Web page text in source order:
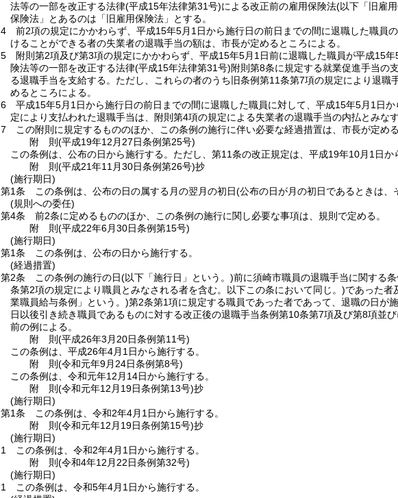
法等の一部を改正する法律(平成15年法律第31号)による改正前の雇用保険法(以下「旧雇
保険法」とあるのは「旧雇用保険法」とする。
4
前2項の規定にかかわらず、平成15年5月1日から施行日の前日までの間に退職した職員
けることができる者の失業者の退職手当の額は、市長が定めるところによる。
5
附則第2項及び第3項の規定にかかわらず、平成15年5月1日前に退職した職員が平成15
険法等の一部を改正する法律(平成15年法律第31号)附則第8条に規定する就業促進手当の
る退職手当を支給する。 ただし、これらの者のうち旧条例第11条第7項の規定により退
めるところによる。
6
平成15年5月1日から施行日の前日までの間に退職した職員に対して、平成15年5月1日
定により支払われた退職手当は、附則第4項の規定による失業者の退職手当の内払とみなす
7
この附則に規定するもののほか、この条例の施行に伴い必要な経過措置は、市長が定める
附 則(平成19年12月27日条例第25号)
この条例は、公布の日から施行する。 ただし、第11条の改正規定は、平成19年10月1日か
附 則(平成21年11月30日条例第26号)抄
(施行期日)
第1条
この条例は、公布の日の属する月の翌月の初日(公布の日が月の初日であるときは、
(規則への委任)
第4条
前2条に定めるもののほか、この条例の施行に関し必要な事項は、規則で定める。
附 則(平成22年6月30日条例第15号)
(施行期日)
第1条
この条例は、公布の日から施行する。
(経過措置)
第2条
この条例の施行の日(以下「施行日」という。)前に須崎市職員の退職手当に関する条
条第2項の規定により職員とみなされる者を含む。以下この条において同じ。)であった者
業職員給与条例」という。)第2条第1項に規定する職員であった者であって、退職の日が
日以後引き続き職員であるものに対する改正後の退職手当条例第10条第7項及び第8項並
前の例による。
附 則(平成26年3月20日条例第11号)
この条例は、平成26年4月1日から施行する。
附 則(令和元年9月24日条例第8号)
この条例は、令和元年12月14日から施行する。
附 則(令和元年12月19日条例第13号)抄
(施行期日)
第1条
この条例は、令和2年4月1日から施行する。
附 則(令和元年12月19日条例第15号)抄
(施行期日)
1
この条例は、令和2年4月1日から施行する。
附 則(令和4年12月22日条例第32号)
(施行期日)
1
この条例は、令和5年4月1日から施行する。